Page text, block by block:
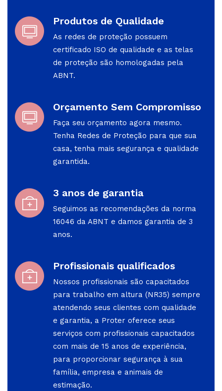
Produtos de Qualidade
As redes de proteção possuem
certificado ISO de qualidade e as telas
de proteção são homologadas pela
ABNT.
Orçamento Sem Compromisso
Faça seu orçamento agora mesmo.
Tenha Redes de Proteção para que sua
casa, tenha mais segurança e qualidade
garantida.
3 anos de garantia
Seguimos as recomendações da norma
16046 da ABNT e damos garantia de 3
anos.
Profissionais qualificados
Nossos profissionais são capacitados
para trabalho em altura (NR35) sempre
atendendo seus clientes com qualidade
e garantia, a Proter oferece seus
serviços com profissionais capacitados
com mais de 15 anos de experiência,
para proporcionar segurança à sua
família, empresa e animais de
estimação.